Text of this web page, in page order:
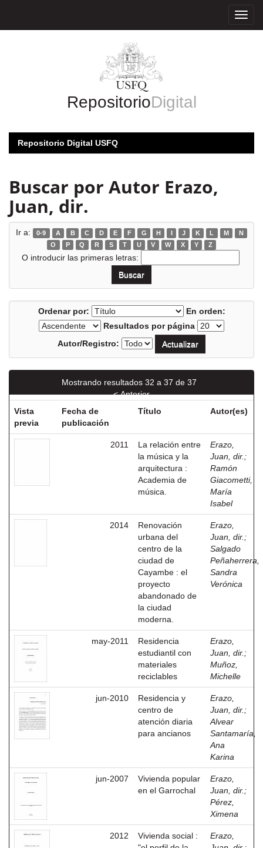
RepositorioDigital
Repositorio Digital USFQ
Buscar por Autor Erazo,
Juan, dir.
Ir a: 0-9 A B C D E F G H I J K L M
N
O
P Q R S T U V W X Y Z
O introducir las primeras letras:
Ordenar por:
En orden:
Resultados por página
Autor/Registro:
Mostrando resultados 32 a 37 de 37
< Anterior
Vista
previa
Fecha de
publicación
Título Autor(es)
2011
La relación entre
la música y la
arquitectura :
Academia de
música.
Erazo,
Juan, dir. ;
Ramón
Giacometti,
María
Isabel
2014
Renovación
urbana del
centro de la
ciudad de
Cayambe : el
proyecto
abandonado de
la ciudad
moderna.
Erazo,
Juan, dir. ;
Salgado
Peñaherrera,
Sandra
Verónica
may-2011
Residencia
estudiantil con
materiales
reciclables
Erazo,
Juan, dir. ;
Muñoz,
Michelle
jun-2010
Residencia y
centro de
atención diaria
para ancianos
Erazo,
Juan, dir. ;
Alvear
Santamaría,
Ana
Karina
jun-2007
Vivienda popular
en el Garrochal
Erazo,
Juan, dir. ;
Pérez,
Ximena
2012
Vivienda social :
Erazo,